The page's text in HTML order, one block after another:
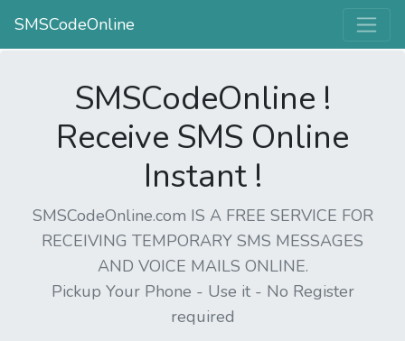
SMSCodeOnline
SMSCodeOnline !
Receive SMS Online
Instant !
SMSCodeOnline.com IS A FREE SERVICE FOR
RECEIVING TEMPORARY SMS MESSAGES
AND VOICE MAILS ONLINE.
Pickup Your Phone - Use it - No Register
required